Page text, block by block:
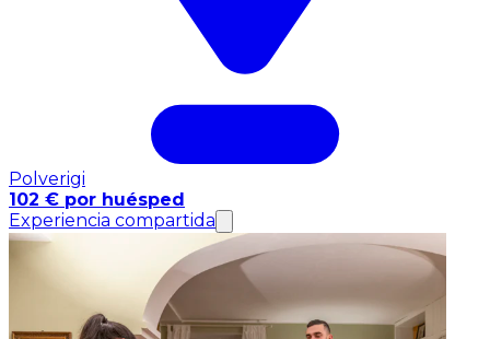
Polverigi
102 € por huésped
Experiencia compartida